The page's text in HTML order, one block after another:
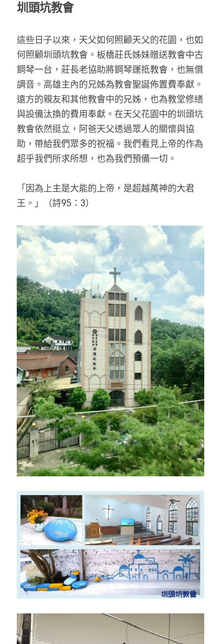
圳頭坑教會
這些日子以來，天父如何照顧天父的花園，也如
何照顧圳頭坑教會。板橋莊氏姊妹贈送教會中古
鋼琴一台，莊長老協助將鋼琴運抵教會，也無償
調音。高雄主內的兄姊為教會聖誕佈置費奉獻。
遠方的親友和其他教會中的兄姊，也為教堂修繕
與設備汰換的費用奉獻。在天父花園中的圳頭坑
教會依然挺立，阿爸天父透過眾人的關懷與協
助，帶給我們眾多的祝福。我們看見上帝的作為
超乎我們所求所想，也為我們預備一切。
「因為上主是大能的上帝，是超越萬神的大君
王。」（詩95：3）